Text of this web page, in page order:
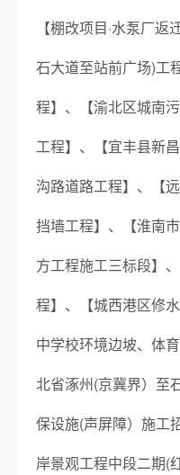
【棚改项目·水泵厂
石大道至站前广场)工
程】、【渝北区城南
工程】、【宜丰县新
沟路道路工程】、【
挡墙工程】、【淮南
方工程施工三标段】
程】、【城西港区修
中学校环境边坡、体
北省涿州(京冀界）至
保设施(声屏障）施工
岸景观工程中段二期(